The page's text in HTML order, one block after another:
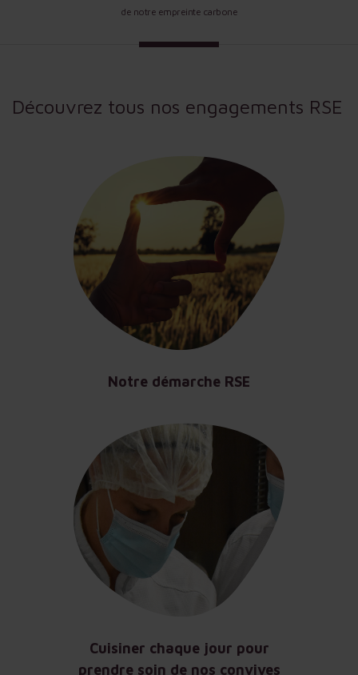
de notre empreinte carbone
Découvrez tous nos engagements RSE
Notre démarche RSE
Cuisiner chaque jour pour
prendre soin de nos convives